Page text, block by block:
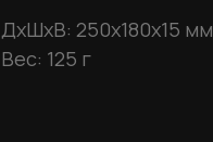
ДxШxВ: 250x180x15 мм
Вес: 125 г